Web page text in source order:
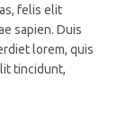
felis elit
sapien. Duis
lorem, quis
tincidunt,